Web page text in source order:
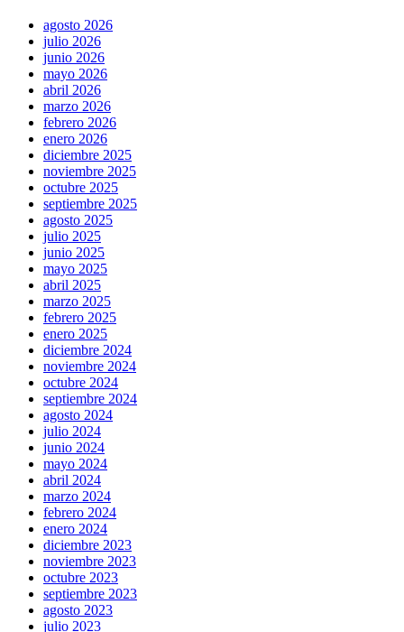
agosto 2026
julio 2026
junio 2026
mayo 2026
abril 2026
marzo 2026
febrero 2026
enero 2026
diciembre 2025
noviembre 2025
octubre 2025
septiembre 2025
agosto 2025
julio 2025
junio 2025
mayo 2025
abril 2025
marzo 2025
febrero 2025
enero 2025
diciembre 2024
noviembre 2024
octubre 2024
septiembre 2024
agosto 2024
julio 2024
junio 2024
mayo 2024
abril 2024
marzo 2024
febrero 2024
enero 2024
diciembre 2023
noviembre 2023
octubre 2023
septiembre 2023
agosto 2023
julio 2023